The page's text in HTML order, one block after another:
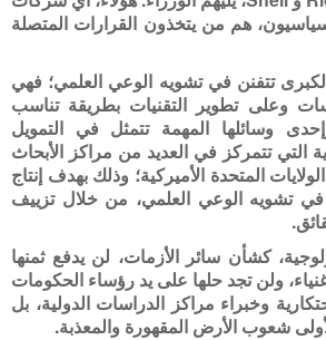
هم من يتخذون القرارات المتصلة
تتفنن في تشويه الوعي العلمي؛ فهي
وعلى تطوير التقنيات بطريقة تناسب
وسائلها المهمة تتمثل في التمويل
التي تتمركز في العديد من مراكز الأبحاث
المتحدة الأميركية؛ وذلك بهدف إنتاج
تشويه الوعي العلمي، من خلال تزييف
كشأن سائر الأزمات، لن يدفع ثمنها
ولن تجد حلها على يد رؤساء الحكومات
وخبراء مراكز الدراسات الدولية، بل
شعوب الأرض المقهورة والمعذبة.